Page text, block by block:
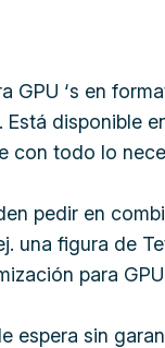
GPU ‘s en
Está disponible
con todo lo
pedir en
una figura de
para GPU
espera sin